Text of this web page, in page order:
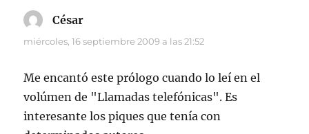
César
miércoles, 16 septiembre 2009 a las 21:52
Me encantó este prólogo cuando lo leí en el
volúmen de "Llamadas telefónicas". Es
interesante los piques que tenía con